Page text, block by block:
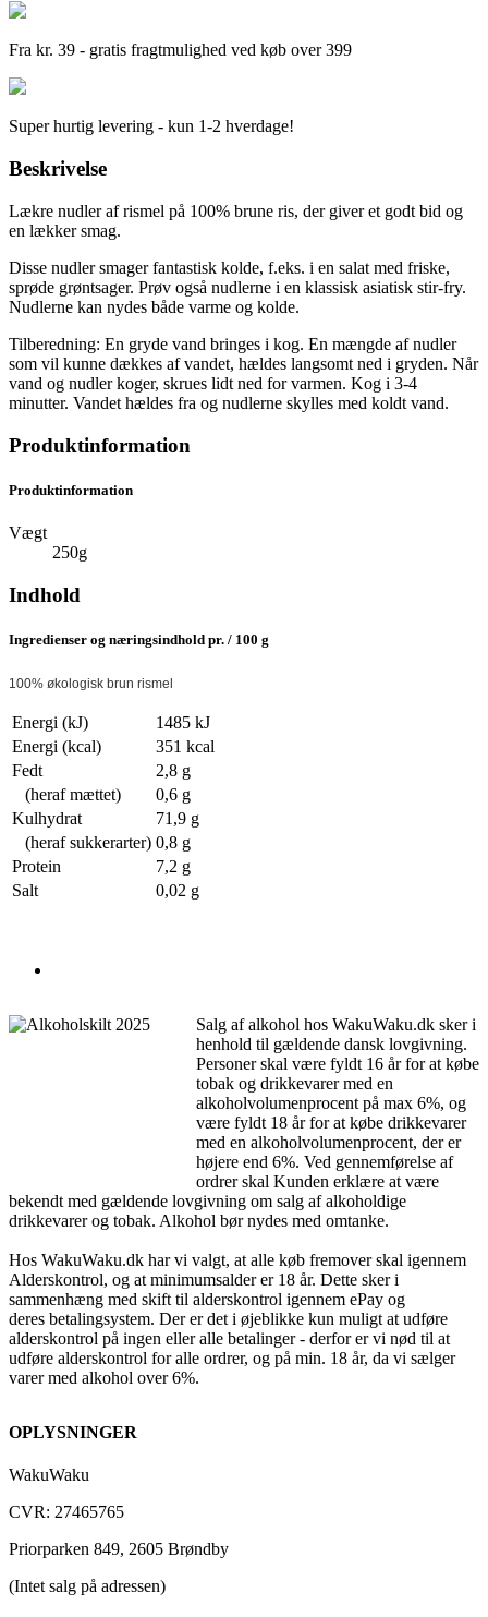
Fra kr. 39 - gratis fragtmulighed ved køb over 399
Super hurtig levering - kun 1-2 hverdage!
Beskrivelse
Lækre nudler af rismel på 100% brune ris, der giver et godt bid og
en lækker smag.
Disse nudler smager fantastisk kolde, f.eks. i en salat med friske,
sprøde grøntsager. Prøv også nudlerne i en klassisk asiatisk stir-fry.
Nudlerne kan nydes både varme og kolde.
Tilberedning: En gryde vand bringes i kog. En mængde af nudler
som vil kunne dækkes af vandet, hældes langsomt ned i gryden. Når
vand og nudler koger, skrues lidt ned for varmen. Kog i 3-4
minutter. Vandet hældes fra og nudlerne skylles med koldt vand.
Produktinformation
Produktinformation
Vægt
250g
Indhold
Ingredienser og næringsindhold pr. / 100 g
100% økologisk brun rismel
Energi (kJ)
1485 kJ
Energi (kcal)
351 kcal
Fedt
2,8 g
(heraf mættet)
0,6 g
Kulhydrat
71,9 g
(heraf sukkerarter) 0,8 g
Protein
7,2 g
Salt
0,02 g
Salg af alkohol hos WakuWaku.dk sker i
henhold til gældende dansk lovgivning.
Personer skal være fyldt 16 år for at købe
tobak og drikkevarer med en
alkoholvolumenprocent på max 6%, og
være fyldt 18 år for at købe drikkevarer
med en alkoholvolumenprocent, der er
højere end 6%. Ved gennemførelse af
ordrer skal Kunden erklære at være
bekendt med gældende lovgivning om salg af alkoholdige
drikkevarer og tobak. Alkohol bør nydes med omtanke.
Hos WakuWaku.dk har vi valgt, at alle køb fremover skal igennem
Alderskontrol, og at minimumsalder er 18 år. Dette sker i
sammenhæng med skift til alderskontrol igennem ePay og
deres betalingsystem. Der er det i øjeblikke kun muligt at udføre
alderskontrol på ingen eller alle betalinger - derfor er vi nød til at
udføre alderskontrol for alle ordrer, og på min. 18 år, da vi sælger
varer med alkohol over 6%.
OPLYSNINGER
WakuWaku
CVR: 27465765
Priorparken 849, 2605 Brøndby
(Intet salg på adressen)